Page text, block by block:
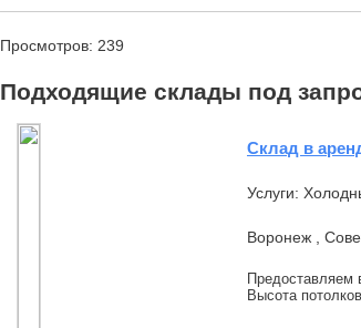
Просмотров: 239
Подходящие склады под
Склад в
Услуги:
Воронеж ,
Предоставляем
Высота